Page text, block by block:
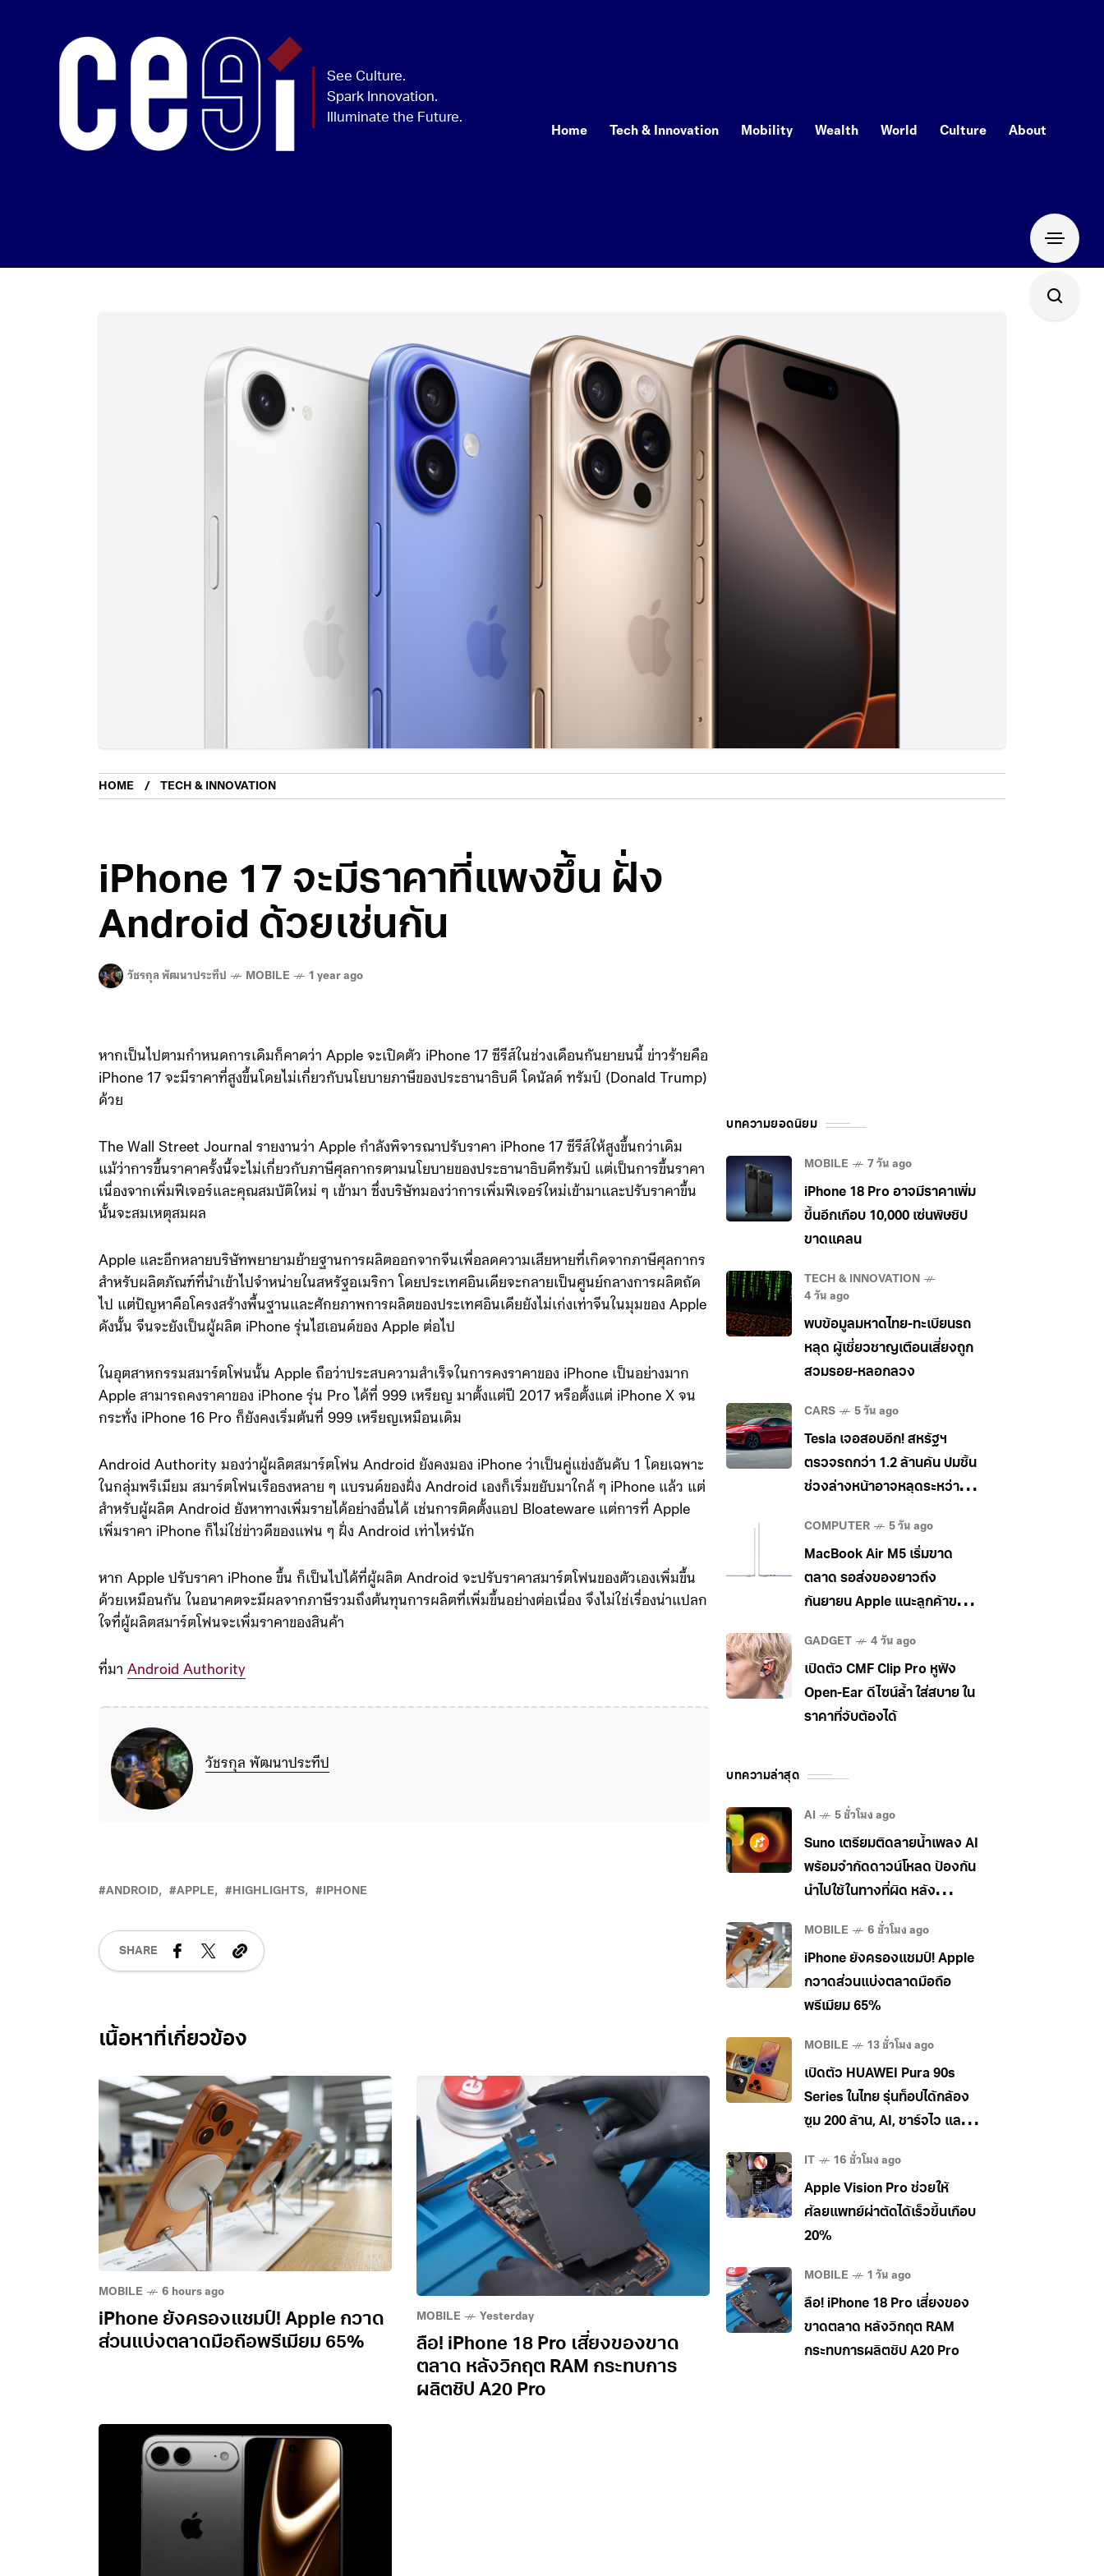
Home Tech & Innovation Mobility Wealth World Culture About
HOME TECH & INNOVATION
iPhone 17 จะมีราคาที่แพงขึ้น ฝั่ง
Android ด้วยเช่นกัน
วัชรกุล พัฒนาประทีป MOBILE 1 year ago
หากเป็นไปตามกำหนดการเดิมก็คาดว่า Apple จะเปิดตัว iPhone 17 ซีรีส์ในช่วงเดือนกันยายนนี้ ข่าวร้ายคือ
iPhone 17 จะมีราคาที่สูงขึ้นโดยไม่เกี่ยวกับนโยบายภาษีของประธานาธิบดี โดนัลด์ ทรัมป์ (Donald Trump)
ด้วย
The Wall Street Journal รายงานว่า Apple กำลังพิจารณาปรับราคา iPhone 17 ซีรีส์ให้สูงขึ้นกว่าเดิม
แม้ว่าการขึ้นราคาครั้งนี้จะไม่เกี่ยวกับภาษีศุลกากรตามนโยบายของประธานาธิบดีทรัมป์ แต่เป็นการขึ้นราคา
เนื่องจากเพิ่มฟีเจอร์และคุณสมบัติใหม่ ๆ เข้ามา ซึ่งบริษัทมองว่าการเพิ่มฟีเจอร์ใหม่เข้ามาและปรับราคาขึ้น
นั้นจะสมเหตุสมผล
Apple และอีกหลายบริษัทพยายามย้ายฐานการผลิตออกจากจีนเพื่อลดความเสียหายที่เกิดจากภาษีศุลกากร
สำหรับผลิตภัณฑ์ที่นำเข้าไปจำหน่ายในสหรัฐอเมริกา โดยประเทศอินเดียจะกลายเป็นศูนย์กลางการผลิตถัด
ไป แต่ปัญหาคือโครงสร้างพื้นฐานและศักยภาพการผลิตของประเทศอินเดียยังไม่เก่งเท่าจีนในมุมของ Apple
ดังนั้น จีนจะยังเป็นผู้ผลิต iPhone รุ่นไฮเอนด์ของ Apple ต่อไป
ในอุตสาหกรรมสมาร์ตโฟนนั้น Apple ถือว่าประสบความสำเร็จในการคงราคาของ iPhone เป็นอย่างมาก
Apple สามารถคงราคาของ iPhone รุ่น Pro ได้ที่ 999 เหรียญ มาตั้งแต่ปี 2017 หรือตั้งแต่ iPhone X จน
กระทั่ง iPhone 16 Pro ก็ยังคงเริ่มต้นที่ 999 เหรียญเหมือนเดิม
Android Authority มองว่าผู้ผลิตสมาร์ตโฟน Android ยังคงมอง iPhone ว่าเป็นคู่แข่งอันดับ 1 โดยเฉพาะ
ในกลุ่มพรีเมียม สมาร์ตโฟนเรือธงหลาย ๆ แบรนด์ของฝั่ง Android เองก็เริ่มขยับมาใกล้ ๆ iPhone แล้ว แต่
สำหรับผู้ผลิต Android ยังหาทางเพิ่มรายได้อย่างอื่นได้ เช่นการติดตั้งแอป Bloateware แต่การที่ Apple
เพิ่มราคา iPhone ก็ไม่ใช่ข่าวดีของแฟน ๆ ฝั่ง Android เท่าไหร่นัก
หาก Apple ปรับราคา iPhone ขึ้น ก็เป็นไปได้ที่ผู้ผลิต Android จะปรับราคาสมาร์ตโฟนของตัวเองเพิ่มขึ้น
ด้วยเหมือนกัน ในอนาคตจะมีผลจากภาษีรวมถึงต้นทุนการผลิตที่เพิ่มขึ้นอย่างต่อเนื่อง จึงไม่ใช่เรื่องน่าแปลก
ใจที่ผู้ผลิตสมาร์ตโฟนจะเพิ่มราคาของสินค้า
ที่มา Android Authority
วัชรกุล พัฒนาประทีป
ANDROID APPLE HIGHLIGHTS IPHONE
SHARE
Related Posts
MOBILE 6 hours ago
iPhone ยังครองแชมป์! Apple กวาด
ส่วนแบ่งตลาดมือถือพรีเมียม 65%
MOBILE Yesterday
ลือ! iPhone 18 Pro เสี่ยงของขาด
ตลาด หลังวิกฤต RAM กระทบการ
ผลิตชิป A20 Pro
บทความยอดนิยม
MOBILE 7 วัน ago
iPhone 18 Pro อาจมีราคาเพิ่ม
ขึ้นอีกเกือบ 10,000 เซ่นพิษชิป
ขาดแคลน
TECH & INNOVATION
4 วัน ago
พบข้อมูลมหาดไทย-ทะเบียนรถ
หลุด ผู้เชี่ยวชาญเตือนเสี่ยงถูก
สวมรอย-หลอกลวง
CARS 5 วัน ago
Tesla เจอสอบอีก! สหรัฐฯ
ตรวจรถกว่า 1.2 ล้านคัน ปมชิ้น
ช่วงล่างหน้าอาจหลุดระหว่าง
COMPUTER 5 วัน ago
MacBook Air M5 เริ่มขาด
ตลาด รอส่งของยาวถึง
กันยายน Apple แนะลูกค้าขยับ
GADGET 4 วัน ago
เปิดตัว CMF Clip Pro หูฟัง
Open-Ear ดีไซน์ล้ำ ใส่สบาย ใน
ราคาที่จับต้องได้
บทความล่าสุด
AI 5 ชั่วโมง ago
Suno เตรียมติดลายน้ำเพลง AI
พร้อมจำกัดดาวน์โหลด ป้องกัน
นำไปใช้ในทางที่ผิด หลัง
MOBILE 6 ชั่วโมง ago
iPhone ยังครองแชมป์! Apple
กวาดส่วนแบ่งตลาดมือถือ
พรีเมียม 65%
MOBILE 13 ชั่วโมง ago
เปิดตัว HUAWEI Pura 90s
Series ในไทย รุ่นท็อปได้กล้อง
ซูม 200 ล้าน, AI, ชาร์จไว และใช้
IT 16 ชั่วโมง ago
Apple Vision Pro ช่วยให้
ศัลยแพทย์ผ่าตัดได้เร็วขึ้นเกือบ
20%
MOBILE 1 วัน ago
ลือ! iPhone 18 Pro เสี่ยงของ
ขาดตลาด หลังวิกฤต RAM
กระทบการผลิตชิป A20 Pro